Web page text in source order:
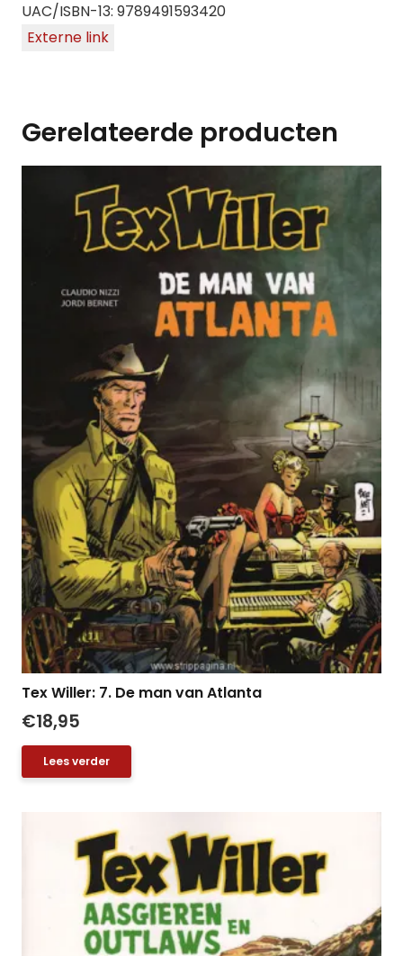
UAC/ISBN-13: 9789491593420
Externe link
Gerelateerde producten
Tex Willer: 7. De man van Atlanta
€18,95
Lees verder